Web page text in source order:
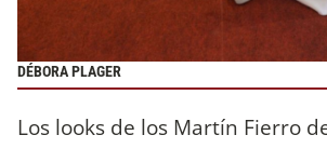
DÉBORA PLAGER
Los looks de los Martín Fierro